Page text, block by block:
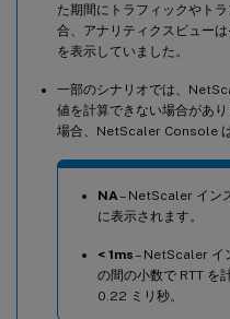
た期間にトラフィックやト
合、アナリティクスビュー
を表示していました。
一部のシナリオでは、
値を計算できない場合があ
場合、NetScaler Console は
NA– NetScaler イン
に表示されます。
< 1ms– NetScaler イ
の間の小数で RTT を
0.22 ミリ秒。